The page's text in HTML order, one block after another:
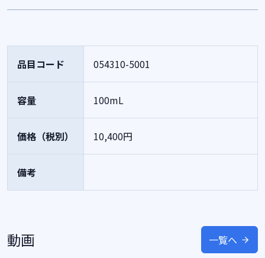
品目コード 054310-5001
容量 100mL
価格（税別） 10,400円
備考
動画 一覧へ